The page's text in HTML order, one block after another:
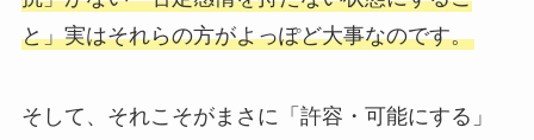
と」実はそれらの方がよっぽど大事なのです。
そして、それこそがまさに「許容・可能にする」